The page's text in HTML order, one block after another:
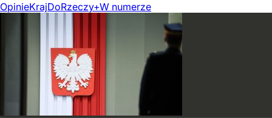
OpinieKrajDoRzeczy+W numerze